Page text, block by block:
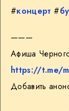
#концерт #
———
Афиша
https://t.me/
Добавить